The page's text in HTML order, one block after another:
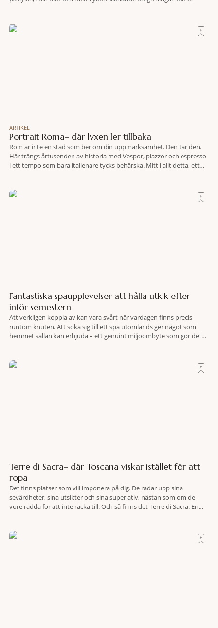
travel när det
ARTIKEL
Portrait Roma– där lyxen ler tillbaka
Rom är inte en stad som ber om din uppmärksamhet. Den tar den.
Här trängs årtusenden av historia med Vespor, piazzor och espresso
i ett tempo som bara italienare tycks behärska. Mitt i allt detta, ett
Fantastiska spaupplevelser att hålla utkik efter
inför semestern
Att verkligen koppla av kan vara svårt när vardagen finns precis
runtom knuten. Att söka sig till ett spa utomlands ger något som
hemmet sällan kan erbjuda – ett genuint miljöombyte som gör det
Terre di Sacra– där Toscana viskar istället för att
ropa
Det finns platser som vill imponera på dig. De radar upp sina
sevärdheter, sina utsikter och sina superlativ, nästan som om de
vore rädda för att inte räcka till. Och så finns det Terre di Sacra. En